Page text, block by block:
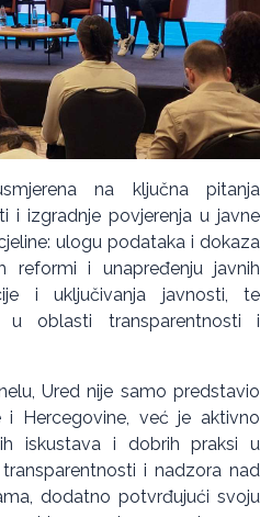
na ključna pitanja
i izgradnje povjerenja u javne
ulogu podataka i dokaza
reformi i unapređenju javnih
i uključivanja javnosti, te
u oblasti transparentnosti i
Ured nije samo predstavio
Hercegovine, već je aktivno
iskustava i dobrih praksi u
i nadzora nad
dodatno potvrđujući svoju